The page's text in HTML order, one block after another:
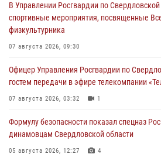
В Управлении Росгвардии по
спортивные мероприятия, посвященные
физкультурника
07 августа 2026, 09:30
Офицер Управления Росгвардии по
гостем передачи в эфире телекомпании
07 августа 2026, 03:32 1
Формулу безопасности показал спецназ
динамовцам Свердловской области
05 августа 2026, 12:27 4